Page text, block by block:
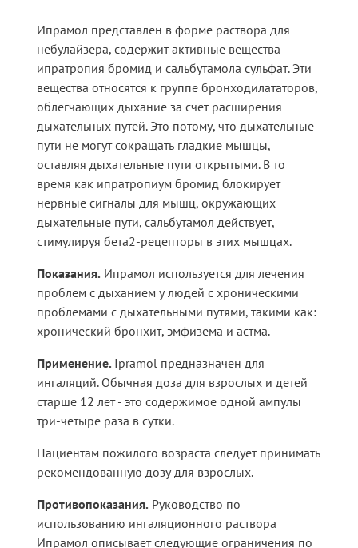
Ипрамол представлен в форме раствора для
небулайзера, содержит активные вещества
ипратропия бромид и сальбутамола сульфат. Эти
вещества относятся к группе бронходилататоров,
облегчающих дыхание за счет расширения
дыхательных путей. Это потому, что дыхательные
пути не могут сокращать гладкие мышцы,
оставляя дыхательные пути открытыми. В то
время как ипратропиум бромид блокирует
нервные сигналы для мышц, окружающих
дыхательные пути, сальбутамол действует,
стимулируя бета2-рецепторы в этих мышцах.
Показания. Ипрамол используется для лечения
проблем с дыханием у людей с хроническими
проблемами с дыхательными путями, такими как:
хронический бронхит, эмфизема и астма.
Применение. Ipramol предназначен для
ингаляций. Обычная доза для взрослых и детей
старше 12 лет - это содержимое одной ампулы
три-четыре раза в сутки.
Пациентам пожилого возраста следует принимать
рекомендованную дозу для взрослых.
Противопоказания. Руководство по
использованию ингаляционного раствора
Ипрамол описывает следующие ограничения по